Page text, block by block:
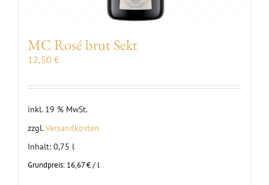
MC Rosé brut Sekt
12,50 €
inkl. 19 % MwSt.
zzgl.Versandkosten
Inhalt: 0,75 l
Grundpreis: 16,67€/ l